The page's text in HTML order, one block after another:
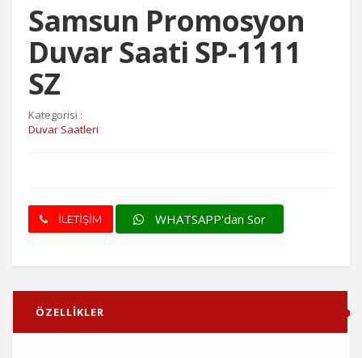
Samsun Promosyon
Duvar Saati SP-1111
SZ
Kategorisi :
Duvar Saatleri
İLETİŞİM WHATSAPP'dan Sor
ÖZELLİKLER